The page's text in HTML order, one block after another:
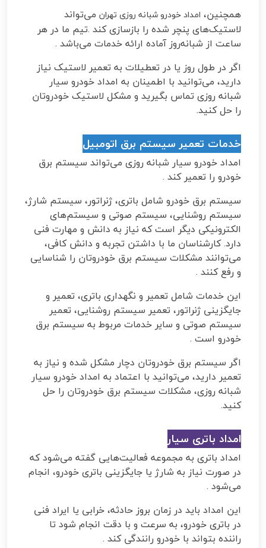
همچنین، امداد خودرو شبانه روزی تهران می‌تواند
لاستیک‌های پنچر شده را بازسازی کند .تیم ما در هر
ساعت از شبانه‌روز آماده ارائه خدمات می‌باشد .
اگر در طول روز یا در تعطیلات به تعمیر لاستیک نیاز
دارید، می‌توانید با اطمینان به امداد خودرو سیار
شبانه روزی تماس بگیرید و مشکل لاستیک خودروتان
را حل کنید.
خدمات تعمیر سیستم برق اتومبیل
امداد خودرو سیار شبانه روزی می‌تواند سیستم برق
خودرو را تعمیر کند .
سیستم برق خودرو شامل باتری، ژنراتور، سیستم شارژ،
سیستم روشنایی، سیستم صوتی و سیستم‌های
الکترونیکی دیگر است که نیاز به دانش و مهارت فنی
دارد. کارشناسان ما با داشتن تجربه و دانش کافی،
می‌توانند مشکلات سیستم برق خودروتان را شناسایی
و رفع کنند .
این خدمات شامل تعمیر و نگهداری باتری، تعمیر و
جایگزینی ژنراتور، تعمیر سیستم روشنایی، تعمیر
سیستم صوتی و سایر خدمات مربوط به سیستم برق
خودرو است .
اگر سیستم برق خودروتان دچار مشکل شده و نیاز به
تعمیر دارید، می‌توانید با اعتماد به امداد خودرو سیار
شبانه روزی، مشکلات سیستم برق خودروتان را حل
کنید.
امداد باتری سیار
امداد باتری به مجموعه فعالیت‌هایی گفته می‌شود که
در صورت نیاز به شارژ یا جایگزینی باتری خودرو، انجام
می‌شود .
این امداد باید در زمان بروز حادثه، خرابی یا ایراد فنی
در باتری خودرو، به سرعت و با دقت انجام شود تا
راننده بتواند با خودرو رانندگی کند .